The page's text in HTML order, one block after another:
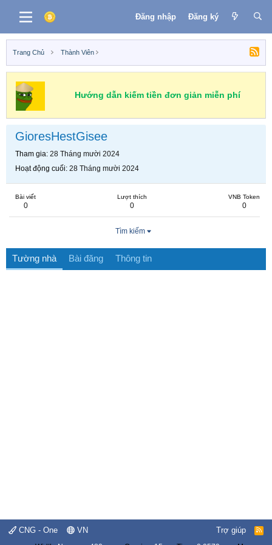
Đăng nhập Đăng ký
Trang Chủ Thành Viên
Hướng dẫn kiếm tiền đơn giản miễn phí
GioresHestGisee
Tham gia 28 Tháng mười 2024
Hoạt động cuối 28 Tháng mười 2024
Bài viết
0
Lượt thích
0
VNB Token
0
Tìm kiếm
Tường nhà Bài đăng Thông tin
CNG - One VN Trợ giúp
R